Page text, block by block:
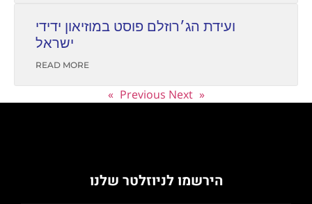
ועידת הג׳רוזלם פוסט במוזיאון ידידי
ישראל
READ MORE
« Previous
Next »
הירשמו לניוזלטר שלנו